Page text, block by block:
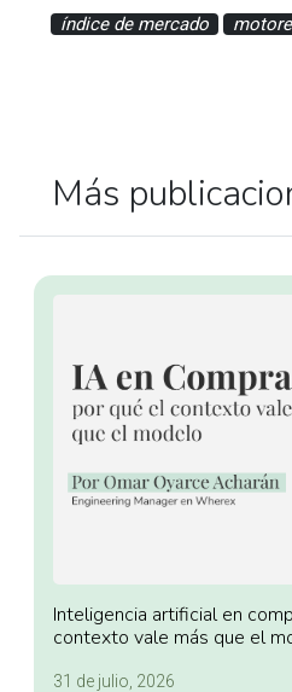
índice de mercado
Más
Inteligencia artificial en
contexto vale más que el
31 de julio, 2026